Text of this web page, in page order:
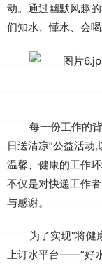
动。通过幽默风趣
们知水、懂水、会
每一份工作的
日送清凉”公益活动
温馨、健康的工作
不仅是对快递工作
与感谢。
为了实现“将健
上订水平台——“好